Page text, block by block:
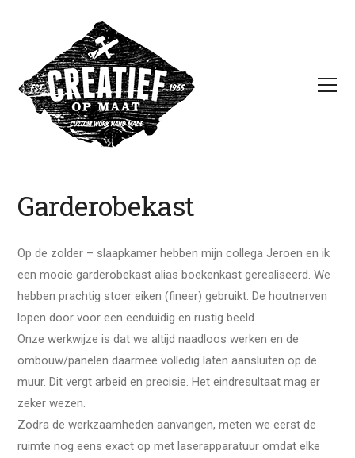
Garderobekast
Op de zolder – slaapkamer hebben mijn collega Jeroen en ik
een mooie garderobekast alias boekenkast gerealiseerd. We
hebben prachtig stoer eiken (fineer) gebruikt. De houtnerven
lopen door voor een eenduidig en rustig beeld.
Onze werkwijze is dat we altijd naadloos werken en de
ombouw/panelen daarmee volledig laten aansluiten op de
muur. Dit vergt arbeid en precisie. Het eindresultaat mag er
zeker wezen.
Zodra de werkzaamheden aanvangen, meten we eerst de
ruimte nog eens exact op met laserapparatuur omdat elke